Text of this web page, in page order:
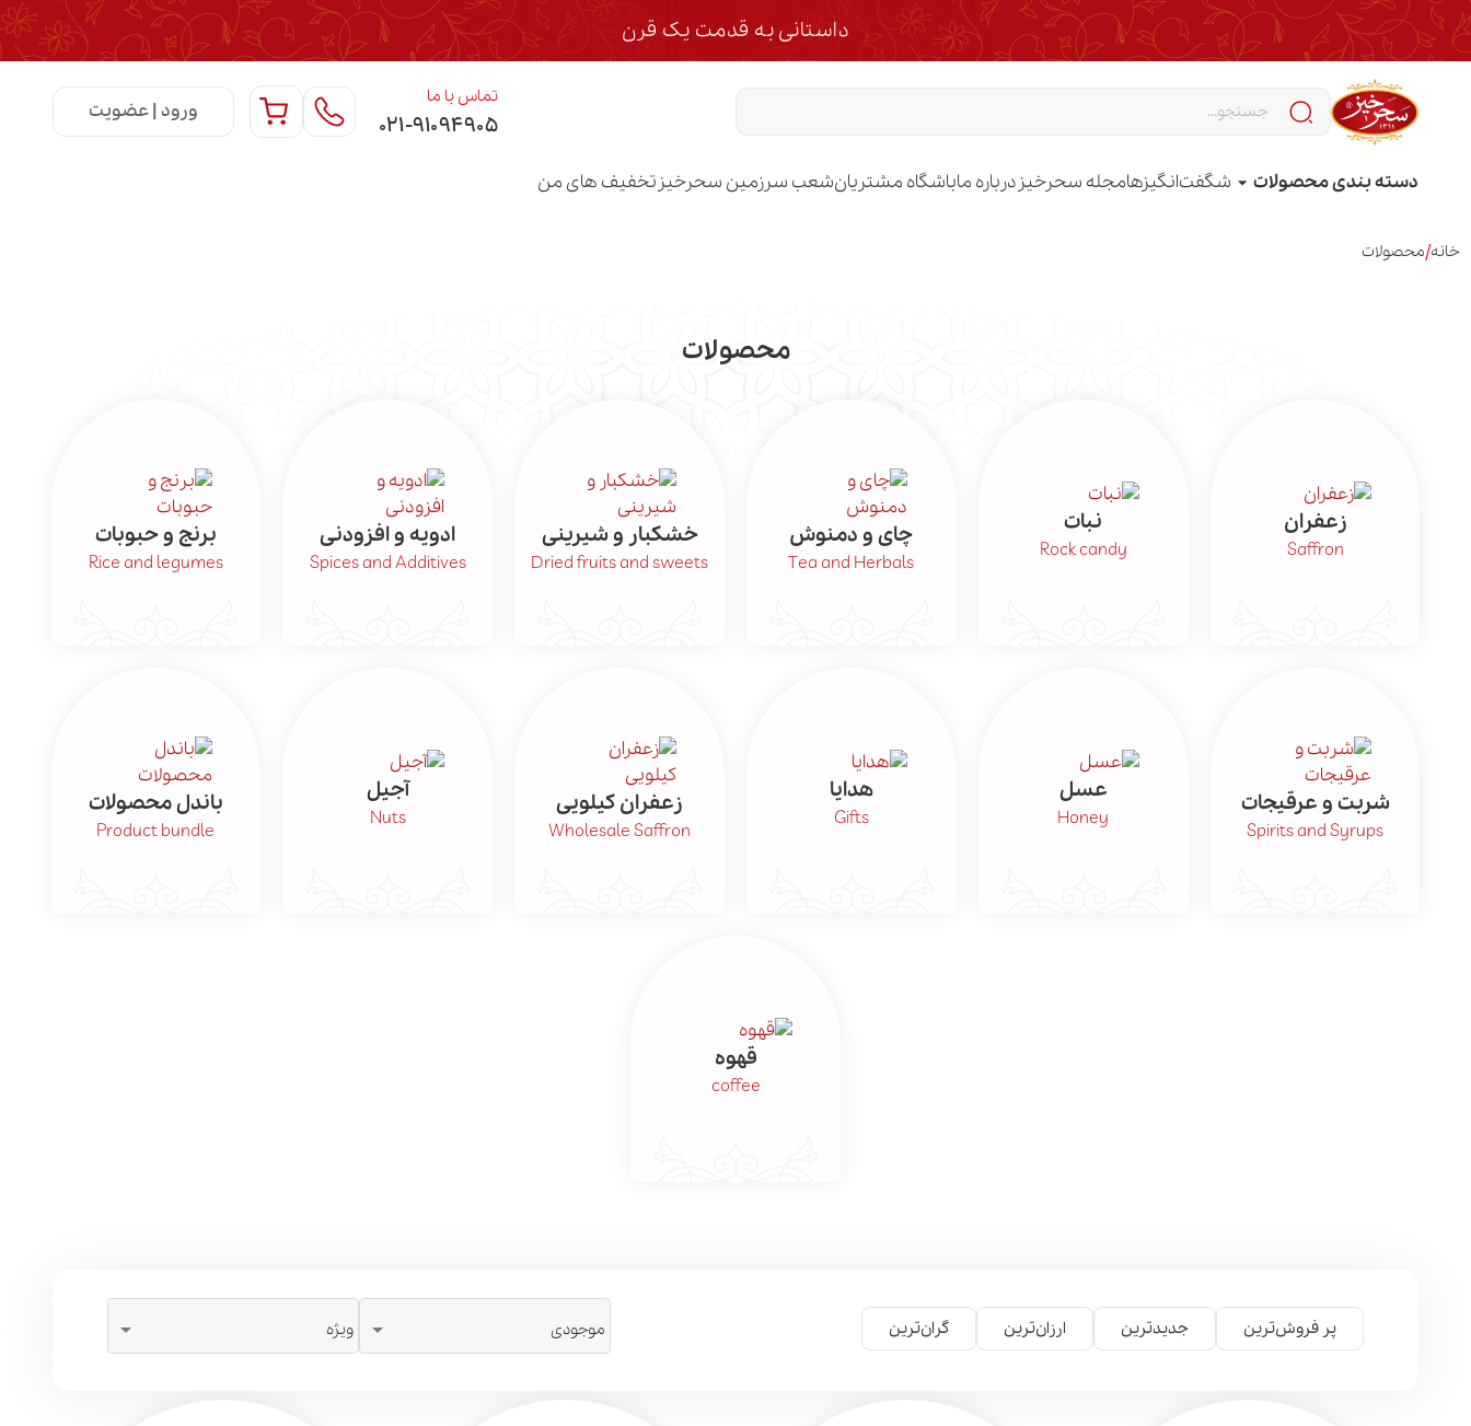
داستانی به قدمت یک قرن
تماس با ما
۰۲۱-۹۱۰۹۴۹۰۵ ورود | عضویت
دسته بندی محصولات شگفت‌انگیزهامجله سحرخیز درباره ماباشگاه مشتریانشعب سرزمین سحرخیز تخفیف های من
خانه/محصولات
محصولات
زعفران
Saffron
نبات
Rock candy
چای و دمنوش
Tea and Herbals
خشکبار و شیرینی
Dried fruits and sweets
ادویه و افزودنی
Spices and Additives
برنج و حبوبات
Rice and legumes
شربت و عرقیجات
Spirits and Syrups
عسل
Honey
هدایا
Gifts
زعفران کیلویی
Wholesale Saffron
آجیل
Nuts
باندل محصولات
Product bundle
قهوه
coffee
پر فروش‌ترین جدیدترین ارزان‌ترین گران‌ترین موجودی  ویژه 